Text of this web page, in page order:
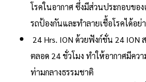
โรคในอากาศ ซึ่งมีส่วนประกอบขอ
รถป้องกันและทำลายเชื้อโรคได้อ
24 Hrs. ION ด้วยฟังก์ชั่น 24 ION
ตลอด 24 ชั่วโมง ทำให้อากาศมีคว
ท่ามกลางธรรมชาติ